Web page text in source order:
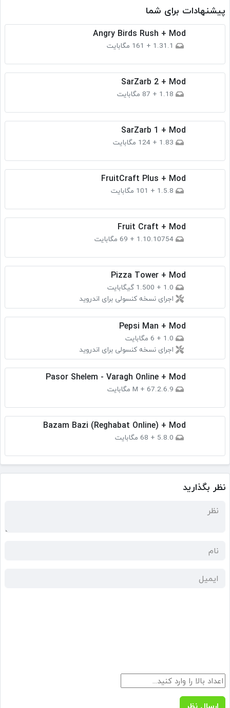
پیشنهادات برای شما
Angry Birds Rush + Mod
1.31.1
+ 161 مگابایت
SarZarb 2 + Mod
1.18
+ 87 مگابایت
SarZarb 1 + Mod
1.83
+ 124 مگابایت
FruitCraft Plus + Mod
1.5.8
+ 101 مگابایت
Fruit Craft + Mod
1.10.10754
+ 69 مگابایت
Pizza Tower + Mod
1.0
+ 1.500 گیگابایت
اجرای نسخه کنسولی برای اندروید
Pepsi Man + Mod
1.0
+ 6 مگابایت
اجرای نسخه کنسولی برای اندروید
Pasor Shelem - Varagh Online + Mod
2.6.9.M
+ 67 مگابایت
Bazam Bazi (Reghabat Online) + Mod
5.8.0
+ 68 مگابایت
نظر بگذارید